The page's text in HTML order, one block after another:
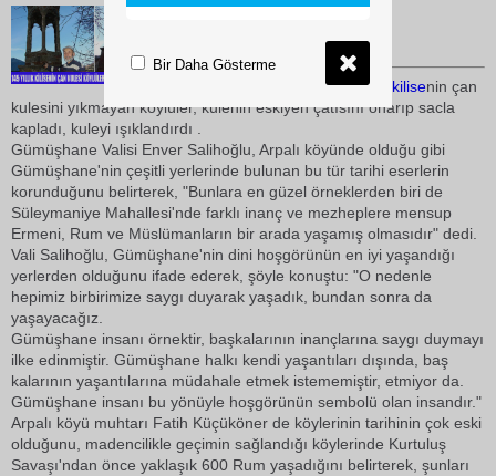
Minare yapmalarına rağmen kilisenin çan
kulesini yıkmayan köylüler, kulenin eskiyen çatısını onarıp sacla
kapladı, kuleyi ışıklandırdı .
Gümüşhane Valisi Enver Salihoğlu, Arpalı köyünde olduğu gibi
Gümüşhane'nin çeşitli yerlerinde bulunan bu tür tarihi eserlerin
korunduğunu belirterek, "Bunlara en güzel örneklerden biri de
Süleymaniye Mahallesi'nde farklı inanç ve mezheplere mensup
Ermeni, Rum ve Müslümanların bir arada yaşamış olmasıdır" dedi.
Vali Salihoğlu, Gümüşhane'nin dini hoşgörünün en iyi yaşandığı
yerlerden olduğunu ifade ederek, şöyle konuştu: "O nedenle
hepimiz birbirimize saygı duyarak yaşadık, bundan sonra da
yaşayacağız.
Gümüşhane insanı örnektir, başkalarının inançlarına saygı duymayı
ilke edinmiştir. Gümüşhane halkı kendi yaşantıları dışında, baş
kalarının yaşantılarına müdahale etmek istememiştir, etmiyor da.
Gümüşhane insanı bu yönüyle hoşgörünün sembolü olan insandır."
Arpalı köyü muhtarı Fatih Küçüköner de köylerinin tarihinin çok eski
olduğunu, madencilikle geçimin sağlandığı köylerinde Kurtuluş
Savaşı'ndan önce yaklaşık 600 Rum yaşadığını belirterek, şunları
Bir Daha Gösterme